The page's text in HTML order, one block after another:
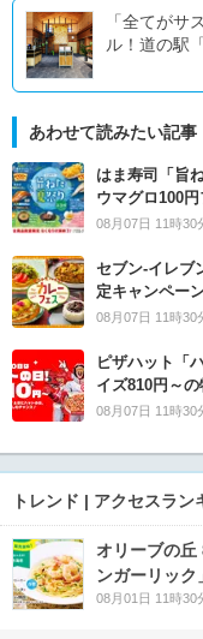
「全てがサ
ル！道の駅
あわせて読みたい記事
はま寿司「旨
ウマグロ100
08月07日 11時30
セブン‐イレブ
定キャンペー
08月07日 11時30
ピザハット「
イズ810円～
08月07日 11時30
トレンド | アクセスラン
オリーブの丘
ンガーリッ
08月01日 11時30